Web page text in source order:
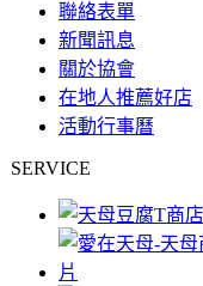
聯絡表單
新聞訊息
關於協會
在地人推薦好店
活動行事曆
SERVICE